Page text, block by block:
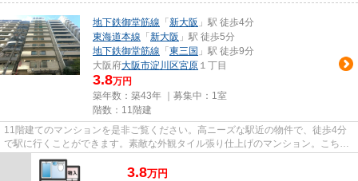
地下鉄御堂筋線 「 新大阪 」駅 徒歩4分
東海道本線 「 新大阪 」駅 徒歩5分
地下鉄御堂筋線 「 東三国 」駅 徒歩9分
大阪府大阪市淀川区宮原 １丁目
3.8万円
築年数：築43年 ｜募集中： 1室
階数：11階建
11階建てのマンションを是非ご覧ください。高ニーズな駅近の物件で、徒歩4分
で駅に行くことができます。素敵な外観タイル張り仕上げのマンション。こちら
はマンションタイプになります...
3.8万円